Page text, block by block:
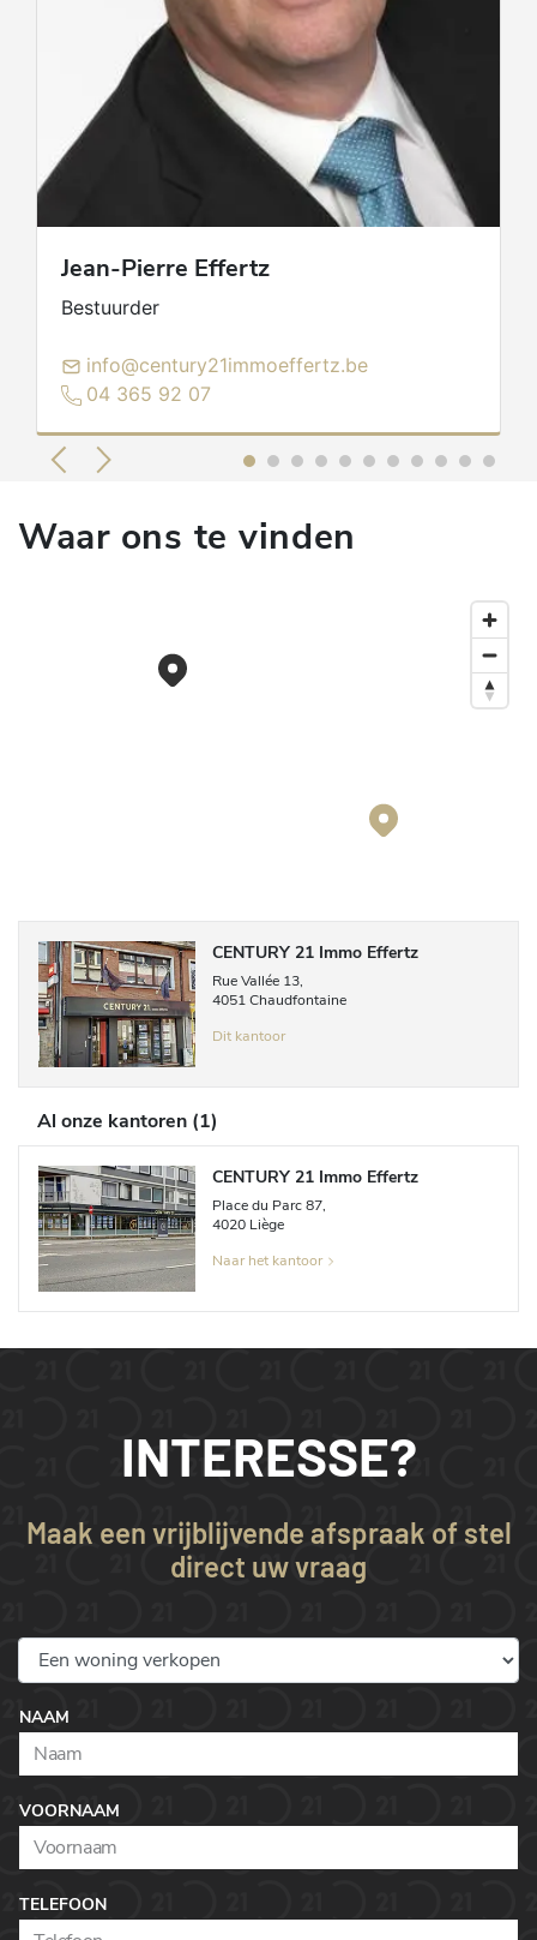
Jean-Pierre Effertz
Bestuurder
info@century21immoeffertz.be
04 365 92 07
Waar ons te vinden
CENTURY 21 Immo Effertz
Rue Vallée 13,
4051 Chaudfontaine
Dit kantoor
Al onze kantoren (1)
CENTURY 21 Immo Effertz
Place du Parc 87,
4020 Liège
Naar het kantoor
INTERESSE?
Maak een vrijblijvende afspraak of stel
direct uw vraag
NAAM
VOORNAAM
TELEFOON